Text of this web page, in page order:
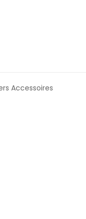
Accessoires